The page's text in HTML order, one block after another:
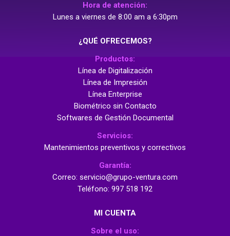
Hora de atención:
Lunes a viernes de 8:00 am a 6:30pm
¿QUÉ OFRECEMOS?
Productos:
Línea de Digitalización
Línea de Impresión
Línea Enterprise
Biométrico sin Contacto
Softwares de Gestión Documental
Servicios:
Mantenimientos preventivos y correctivos
Garantía:
Correo: servicio@grupo-ventura.com
Teléfono: 997 518 192
MI CUENTA
Sobre el uso: